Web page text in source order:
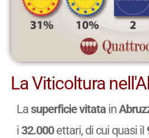
La Viticoltura
Lasuperficie vitatain
i32.000ettari, di cui quasi il